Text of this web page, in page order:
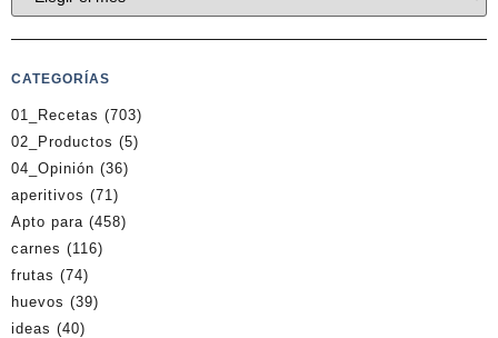
CATEGORÍAS
01_Recetas (703)
02_Productos (5)
04_Opinión (36)
aperitivos (71)
Apto para (458)
carnes (116)
frutas (74)
huevos (39)
ideas (40)